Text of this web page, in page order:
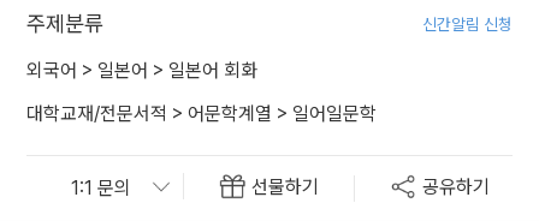
주제분류 신간알림 신청
외국어 > 일본어 > 일본어 회화
대학교재/전문서적 > 어문학계열 > 일어일문학
선물하기 공유하기